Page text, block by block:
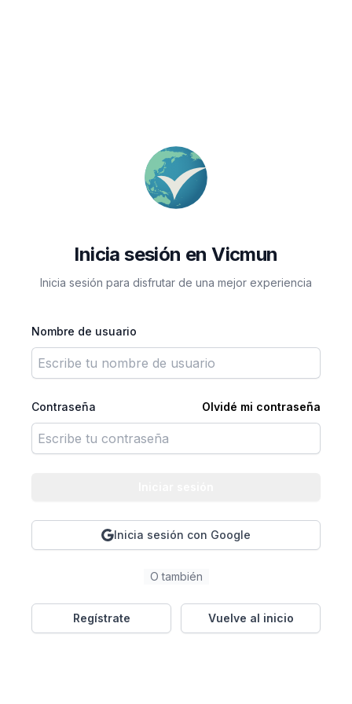
Inicia sesión en Vicmun
Inicia sesión para disfrutar de una mejor experiencia
Nombre de usuario
Contraseña Olvidé mi contraseña
Inicia sesión con Google
O también
Regístrate Vuelve al inicio